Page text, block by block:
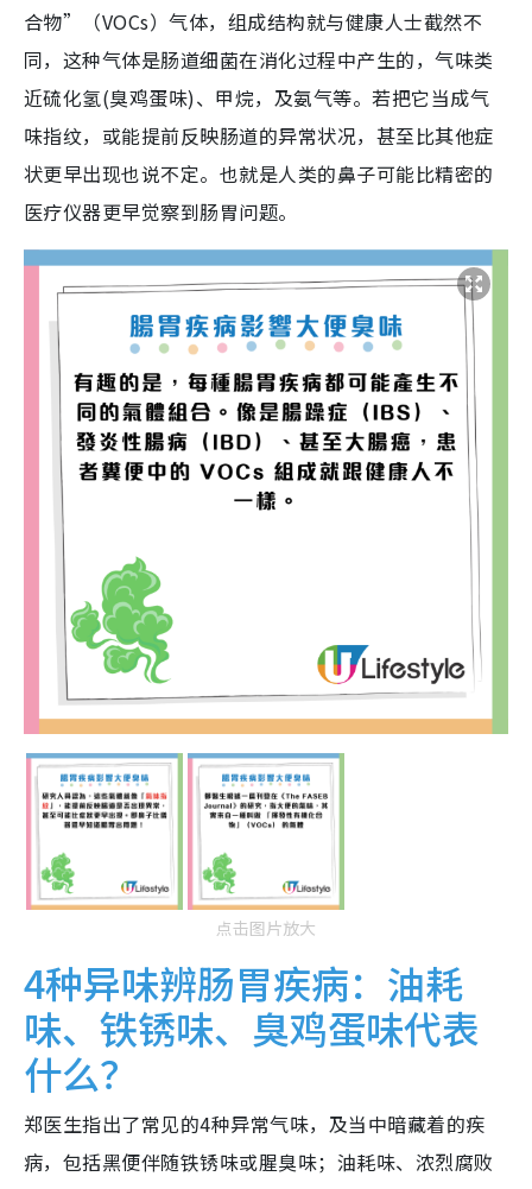
合物”（VOCs）气体，组成结构就与健康人士截然不
同，这种气体是肠道细菌在消化过程中产生的，气味类
近硫化氢(臭鸡蛋味)、甲烷，及氨气等。若把它当成气
味指纹，或能提前反映肠道的异常状况，甚至比其他症
状更早出现也说不定。也就是人类的鼻子可能比精密的
医疗仪器更早觉察到肠胃问题。
点击图片放大
4种异味辨肠胃疾病：油耗
味、铁锈味、臭鸡蛋味代表
什么？
郑医生指出了常见的4种异常气味，及当中暗藏着的疾
病，包括黑便伴随铁锈味或腥臭味；油耗味、浓烈腐败